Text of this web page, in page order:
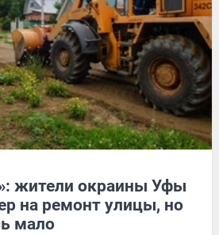
жители окраины Уфы
на ремонт улицы, но
мало